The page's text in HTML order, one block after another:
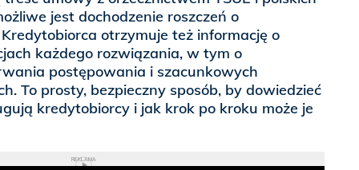
jest dochodzenie roszczeń o
otrzymuje też informację o
każdego rozwiązania, w tym o
postępowania i szacunkowych
To prosty, bezpieczny sposób, by dowiedzieć
kredytobiorcy i jak krok po kroku może je
REKLAMA